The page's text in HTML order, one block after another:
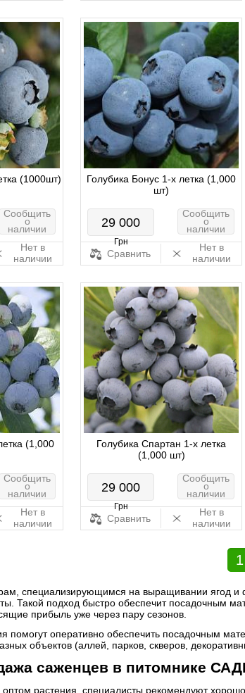
(1000шт)
Сообщить
о
наличии
Нет в
наличии
Голубика Бонус 1-х летка (1,000
шт)
29 000
Грн
Сообщить
о
наличии
Сравнить
Нет в
наличии
(1,000
Сообщить
о
наличии
Нет в
наличии
Голубика Спартан 1-х летка
(1,000 шт)
29 000
Грн
Сообщить
о
наличии
Сравнить
Нет в
наличии
1
специализирующимся на выращивании ягод и
Такой подход быстро обеспечит посадочным
прибыль уже через пару сезонов.
помогут оперативно обеспечить посадочным
объектов (аллей, парков, скверов,
саженцев в питомнике
оптом растения, специалисты рекомендуют